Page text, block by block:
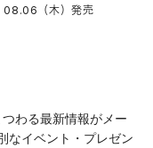
08.06（木）発売
つわる最新情報がメー
なイベント・プレゼン